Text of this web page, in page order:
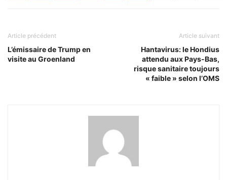
Article précédent
L’émissaire de Trump en
visite au Groenland
Article suivant
Hantavirus: le Hondius
attendu aux Pays-Bas,
risque sanitaire toujours
« faible » selon l’OMS